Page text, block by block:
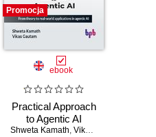
Promocja
ebook
Practical Approach
to Agentic AI
Shweta Kamath, Vikas Gautam